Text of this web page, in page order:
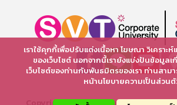
เราใช้คุกกี้เพื่อปรับแต่งเนื้อหา โฆษณา วิเคราะ
ของเว็บไซต์ นอกจากนี้เรายังแบ่งปันข้อมูลเ
เว็บไซต์ของท่านกับพันธมิตรของเรา ท่านสาม
หน้านโยบายความเป็นส่วน